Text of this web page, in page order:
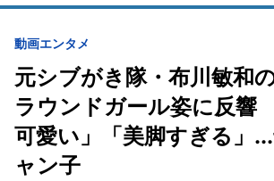
動画エンタメ
元シブがき隊・布川敏和の
ラウンドガール姿に反響
可愛い」「美脚すぎる」
ャン子